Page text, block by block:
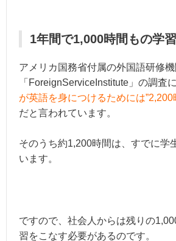
1年間で1,000時間もの学
アメリカ国務省付属の外国語研修機
「ForeignServiceInstitute」の調査
が英語を身につけるためには”2,200
だと言われています。
そのうち約1,200時間は、すでに学
います。
ですので、社会人からは残りの
習をこなす必要があるのです。